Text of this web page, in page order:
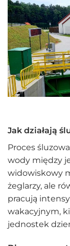
Jak działają
Proces
wody między
widowiskowy
żeglarzy, ale
pracują
wakacyjnym,
jednostek